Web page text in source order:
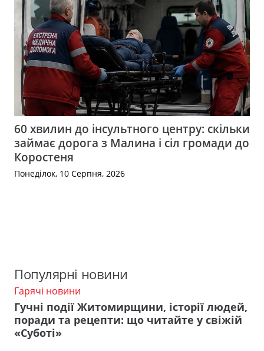
60 хвилин до інсультного центру: скільки
займає дорога з Малина і сіл громади до
Коростеня
Понеділок, 10 Серпня, 2026
Популярні новини
Гарячі новини
Гучні події Житомирщини, історії людей,
поради та рецепти: що читайте у свіжій
«Суботі»